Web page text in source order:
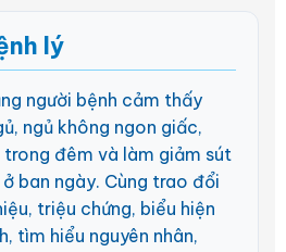
lý
người bệnh cảm thấy
ngủ không ngon giấc,
trong đêm và làm giảm sút
ban ngày. Cùng trao đổi
triệu chứng, biểu hiện
tìm hiểu nguyên nhân,